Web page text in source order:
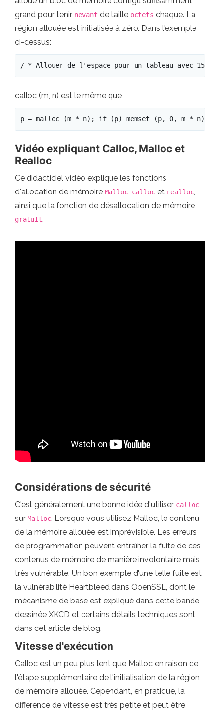
grand pour tenir nevant de taille octets chaque. La
région allouée est initialisée à zéro. Dans l'exemple
ci-dessus:
/ * Allouer de l'espace pour un tableau avec 15
calloc (m, n) est le même que
p = malloc (m * n); if (p) memset (p, 0, m * n);
Vidéo expliquant Calloc, Malloc et
Realloc
Ce didacticiel vidéo explique les fonctions
d'allocation de mémoire Malloc calloc et realloc
ainsi que la fonction de désallocation de mémoire
gratuit:
Considérations de sécurité
C'est généralement une bonne idée d'utiliser calloc
sur Malloc. Lorsque vous utilisez Malloc, le contenu
de la mémoire allouée est imprévisible. Les erreurs
de programmation peuvent entraîner la fuite de ces
contenus de mémoire de manière involontaire mais
très vulnérable. Un bon exemple d'une telle fuite est
la vulnérabilité Heartbleed dans OpenSSL, dont le
mécanisme de base est expliqué dans cette bande
dessinée XKCD et certains détails techniques sont
dans cet article de blog.
Vitesse d'exécution
Calloc est un peu plus lent que Malloc en raison de
l'étape supplémentaire de l'initialisation de la région
de mémoire allouée. Cependant, en pratique, la
différence de vitesse est très petite et peut être